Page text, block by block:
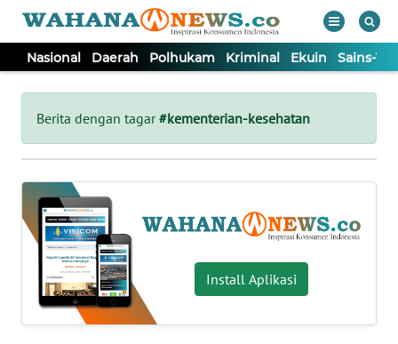
Nasional Daerah Polhukam Kriminal Ekuin Sains-
Berita dengan tagar#kementerian-kesehatan
Install Aplikasi
Tutup
NASIONAL
DAERAH
POLHUKAM
KRIMINAL